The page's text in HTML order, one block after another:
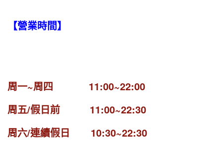
【營業時間】
周一~周四 11:00~22:00
周五/假日前 11:00~22:30
周六/連續假日 10:30~22:30